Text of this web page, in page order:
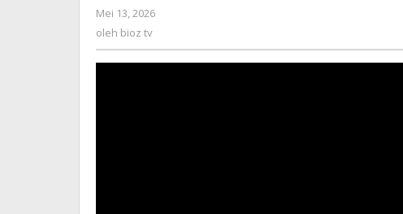
Mei 13, 2026
oleh bioz tv